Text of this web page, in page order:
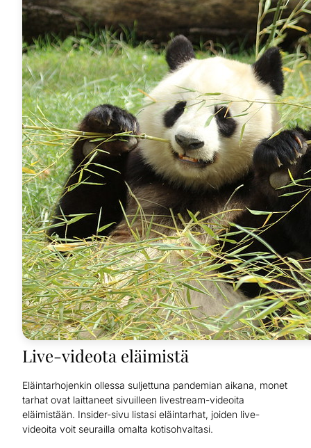
Live-videota eläimistä
Eläintarhojenkin ollessa suljettuna pandemian aikana, monet
tarhat ovat laittaneet sivuilleen livestream-videoita
eläimistään. Insider-sivu listasi eläintarhat, joiden live-
videoita voit seurailla omalta kotisohvaltasi.